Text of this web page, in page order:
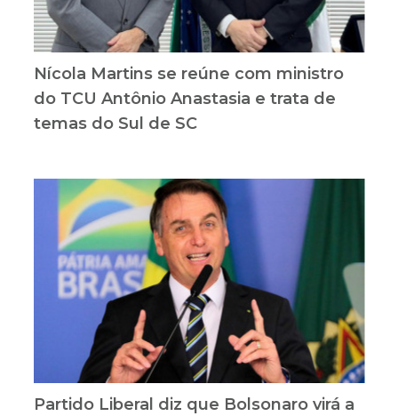
Nícola Martins se reúne com ministro
do TCU Antônio Anastasia e trata de
temas do Sul de SC
Partido Liberal diz que Bolsonaro virá a